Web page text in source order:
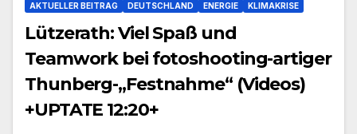
AKTUELLER BEITRAG DEUTSCHLAND ENERGIE KLIMAKRISE
Lützerath: Viel Spaß und
Teamwork bei fotoshooting-artiger
Thunberg-„Festnahme“ (Videos)
+UPTATE 12:20+